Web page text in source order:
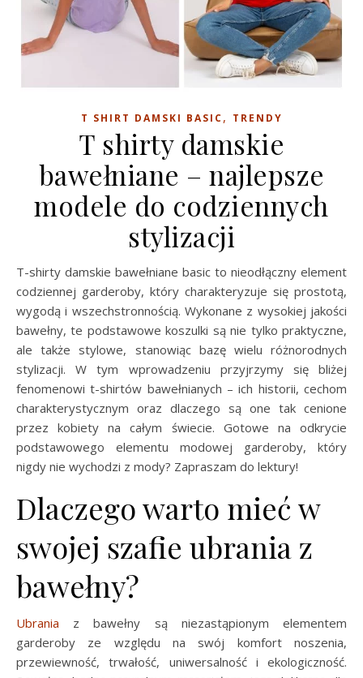
T SHIRT DAMSKI BASIC, TRENDY
T shirty damskie
bawełniane – najlepsze
modele do codziennych
stylizacji
T-shirty damskie bawełniane basic to nieodłączny element
codziennej garderoby, który charakteryzuje się prostotą,
wygodą i wszechstronnością. Wykonane z wysokiej jakości
bawełny, te podstawowe koszulki są nie tylko praktyczne,
ale także stylowe, stanowiąc bazę wielu różnorodnych
stylizacji. W tym wprowadzeniu przyjrzymy się bliżej
fenomenowi t-shirtów bawełnianych – ich historii, cechom
charakterystycznym oraz dlaczego są one tak cenione
przez kobiety na całym świecie. Gotowe na odkrycie
podstawowego elementu modowej garderoby, który
nigdy nie wychodzi z mody? Zapraszam do lektury!
Dlaczego warto mieć w
swojej szafie ubrania z
bawełny?
Ubrania z bawełny są niezastąpionym elementem
garderoby ze względu na swój komfort noszenia,
przewiewność, trwałość, uniwersalność i ekologiczność.